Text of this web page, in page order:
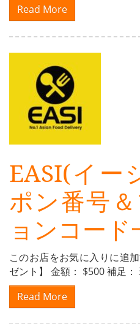
Read More
EASI(イー
ポン番号
ョンコード
このお店をお気に入りに追
ゼント】 金額： $500 補足
Read More